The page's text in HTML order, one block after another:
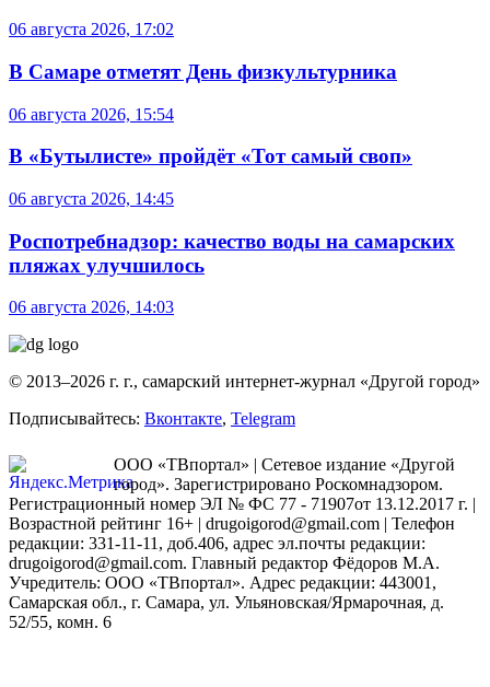
06 августа 2026, 17:02
В Самаре отметят День физкультурника
06 августа 2026, 15:54
В «Бутылисте» пройдёт «Тот самый своп»
06 августа 2026, 14:45
Роспотребнадзор: качество воды на самарских
пляжах улучшилось
06 августа 2026, 14:03
© 2013–2026 г. г., самарский интернет-журнал «Другой город»
Подписывайтесь: Вконтакте, Telegram
ООО «ТВпортал» | Сетевое издание «Другой
город». Зарегистрировано Роскомнадзором.
Регистрационный номер ЭЛ № ФС 77 - 71907от 13.12.2017 г. |
Возрастной рейтинг 16+ | drugoigorod@gmail.com | Телефон
редакции: 331-11-11, доб.406, адрес эл.почты редакции:
drugoigorod@gmail.com. Главный редактор Фёдоров М.А.
Учредитель: ООО «ТВпортал». Адрес редакции: 443001,
Самарская обл., г. Самара, ул. Ульяновская/Ярмарочная, д.
52/55, комн. 6